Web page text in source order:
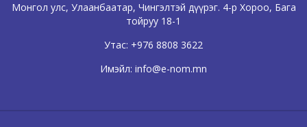
Монгол улс, Улаанбаатар, Чингэлтэй дүүрэг. 4-р Хороо, Бага
тойруу 18-1
Утас: +976 8808 3622
Имэйл: info@e-nom.mn